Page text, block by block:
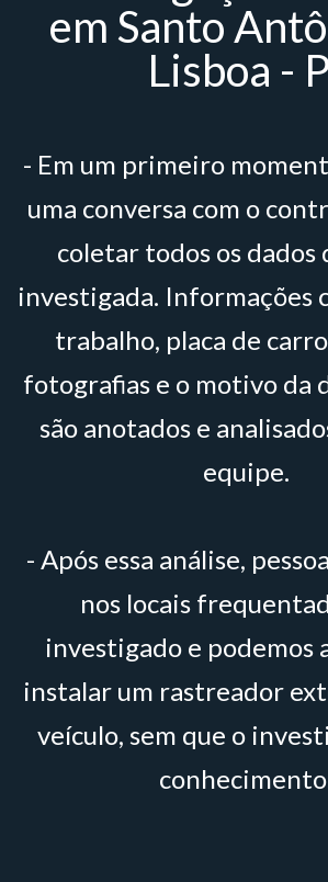
em Santo
Lisboa -
- Em um primeiro
uma conversa com o
coletar todos os dados
investigada. Informações
trabalho, placa de
fotografias e o motivo da
são anotados e
equipe.
- Após essa análise,
nos locais
investigado e podemos
instalar um rastreador
veículo, sem que o